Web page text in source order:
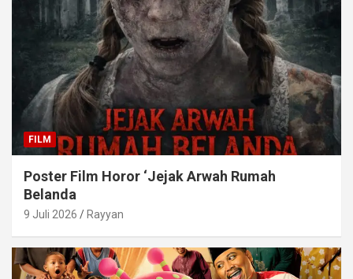
FILM
Poster Film Horor ‘Jejak Arwah Rumah
Belanda
9 Juli 2026 Rayyan